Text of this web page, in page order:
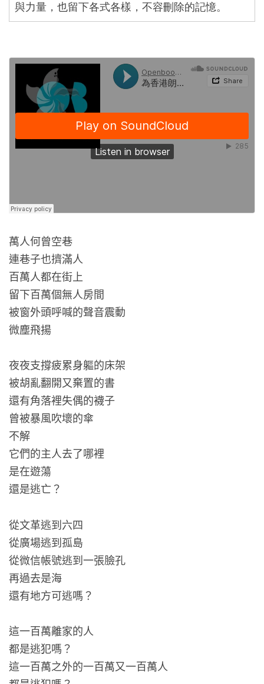
與力量，也留下各式各樣，不容刪除的記憶。
萬人何曾空巷
連巷子也擠滿人
百萬人都在街上
留下百萬個無人房間
被窗外頭呼喊的聲音震動
微塵飛揚
夜夜支撐疲累身軀的床架
被胡亂翻開又棄置的書
還有角落裡失偶的襪子
曾被暴風吹壞的傘
不解
它們的主人去了哪裡
是在遊蕩
還是逃亡？
從文革逃到六四
從廣場逃到孤島
從微信帳號逃到一張臉孔
再過去是海
還有地方可逃嗎？
這一百萬離家的人
都是逃犯嗎？
這一百萬之外的一百萬又一百萬人